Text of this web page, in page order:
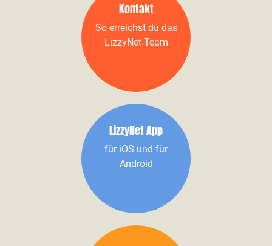
Kontakt
So erreichst du das
LizzyNet-Team
LizzyNet App
für iOS und für
Android